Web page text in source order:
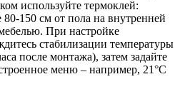
используйте термоклей:
80-150 см от пола на внутренней
При настройке
стабилизации температуры
после монтажа), затем задайте
меню – например, 21°C